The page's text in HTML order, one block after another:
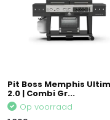
Pit Boss Memphis
2.0 | Combi Gr...
Op voorraad